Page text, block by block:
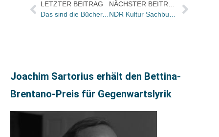
LETZTER BEITRAG
Das sind die Bücher, die in den Netzwerken am meisten ge- und behandelt werden
Joachim Sartorius erhält den Bettina-
Brentano-Preis für Gegenwartslyrik